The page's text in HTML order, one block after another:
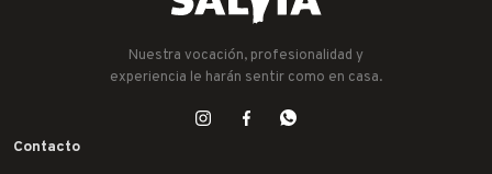
Nuestra vocación, profesionalidad y
experiencia le harán sentir como en casa.
Contacto